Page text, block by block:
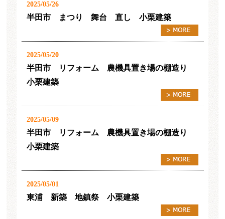
2025/05/26
半田市 まつり 舞台 直し 小栗建築
2025/05/20
半田市 リフォーム 農機具置き場の棚造り
小栗建築
2025/05/09
半田市 リフォーム 農機具置き場の棚造り
小栗建築
2025/05/01
東浦 新築 地鎮祭 小栗建築